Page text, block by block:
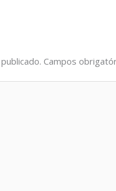
Campos